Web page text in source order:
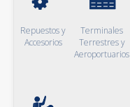
Repuestos y
Accesorios
Terminales
Terrestres y
Aeroportuarios